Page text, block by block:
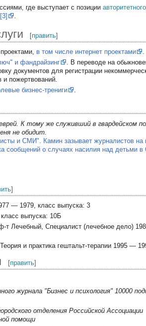
где выступает с позицииавторитетного
[3]
[править]
в том числе интернет проектами
.
и фандрайзинг
. В переводе на
документов для регистрации
и пожертвований.
бизнес-трениги
К тому же служивший в гвардейском
не обидит.
и СМИ". Камин зазывает журналистов на
сообщений о случаях насилия над детьми
]
— 1979, класс выпуска: 3
выпуска: 10Б
т Лечебный, Специалист (лечебное дело)
и практика гештальт-терапии 1995 —
[править]
журнала "Бизнес и психология" 10000
отделения Российской Ассоциации
помощи